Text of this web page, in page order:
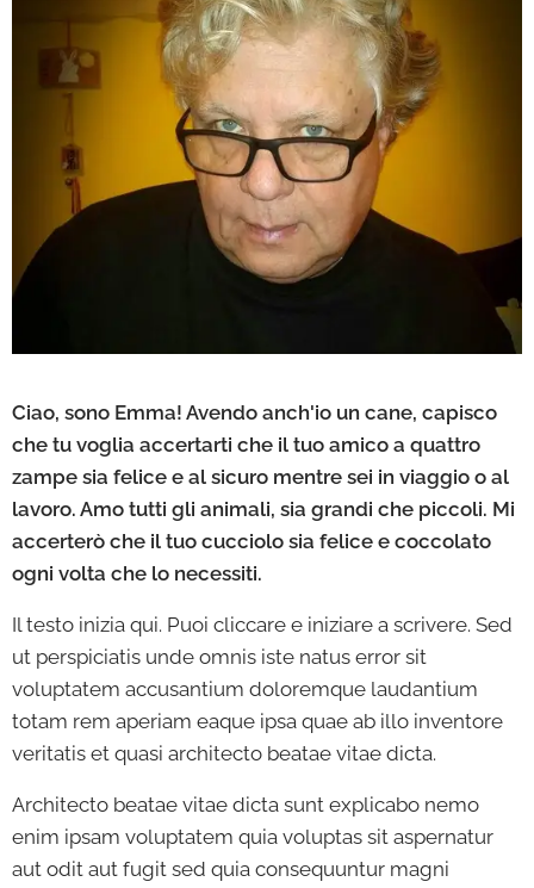
Ciao, sono Emma! Avendo anch'io un cane, capisco
che tu voglia accertarti che il tuo amico a quattro
zampe sia felice e al sicuro mentre sei in viaggio o al
lavoro. Amo tutti gli animali, sia grandi che piccoli. Mi
accerterò che il tuo cucciolo sia felice e coccolato
ogni volta che lo necessiti.
Il testo inizia qui. Puoi cliccare e iniziare a scrivere. Sed
ut perspiciatis unde omnis iste natus error sit
voluptatem accusantium doloremque laudantium
totam rem aperiam eaque ipsa quae ab illo inventore
veritatis et quasi architecto beatae vitae dicta.
Architecto beatae vitae dicta sunt explicabo nemo
enim ipsam voluptatem quia voluptas sit aspernatur
aut odit aut fugit sed quia consequuntur magni